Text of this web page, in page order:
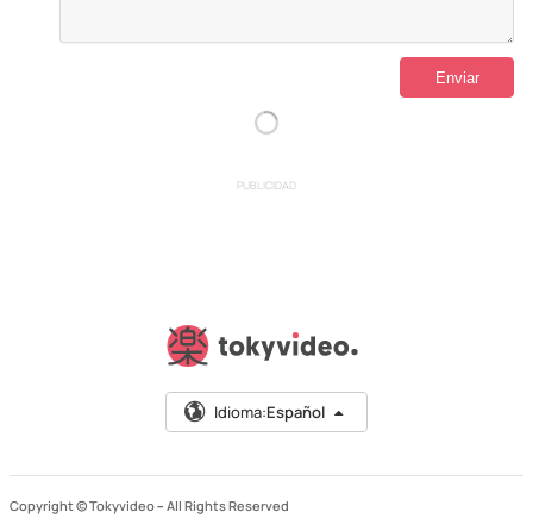
PUBLICIDAD
Idioma:Español
Copyright © Tokyvideo – All Rights Reserved